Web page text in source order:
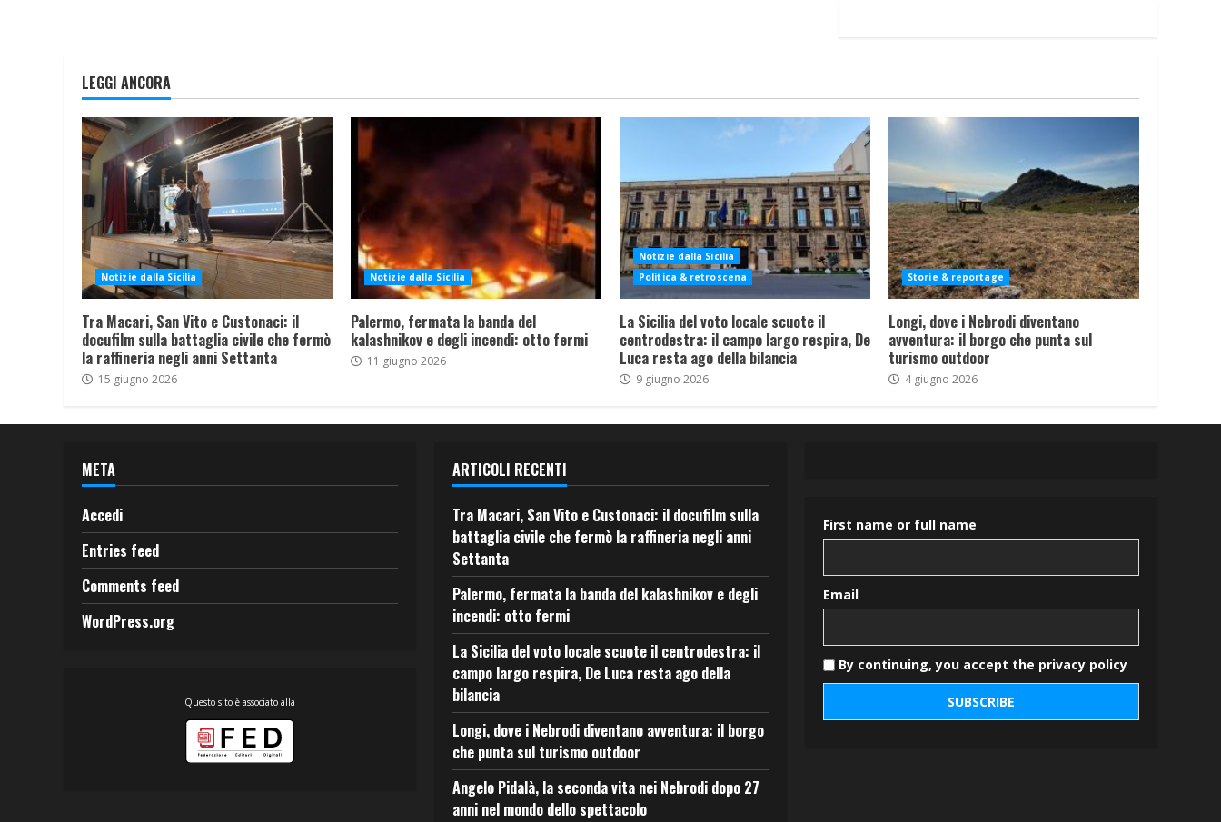
LEGGI ANCORA
Notizie dalla Sicilia
Tra Macari, San Vito e Custonaci: il
docufilm sulla battaglia civile che fermò
la raffineria negli anni Settanta
15 giugno 2026
Notizie dalla Sicilia
Palermo, fermata la banda del
kalashnikov e degli incendi: otto fermi
11 giugno 2026
Notizie dalla Sicilia
Politica & retroscena
La Sicilia del voto locale scuote il
centrodestra: il campo largo respira, De
Luca resta ago della bilancia
9 giugno 2026
Storie & reportage
Longi, dove i Nebrodi diventano
avventura: il borgo che punta sul
turismo outdoor
4 giugno 2026
META
Accedi
Entries feed
Comments feed
WordPress.org
Questo sito è associato alla
ARTICOLI RECENTI
Tra Macari, San Vito e Custonaci: il docufilm sulla
battaglia civile che fermò la raffineria negli anni
Settanta
Palermo, fermata la banda del kalashnikov e degli
incendi: otto fermi
La Sicilia del voto locale scuote il centrodestra: il
campo largo respira, De Luca resta ago della
bilancia
Longi, dove i Nebrodi diventano avventura: il borgo
che punta sul turismo outdoor
Angelo Pidalà, la seconda vita nei Nebrodi dopo 27
anni nel mondo dello spettacolo
First name or full name
Email
By continuing, you accept the privacy policy